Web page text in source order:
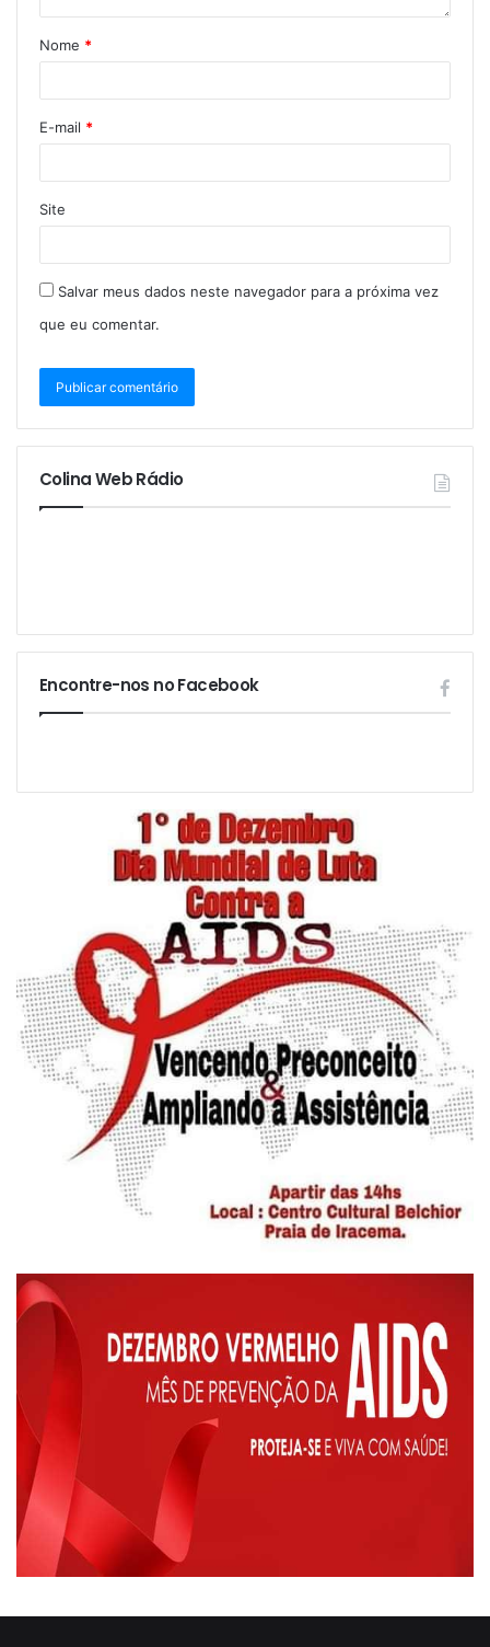
Nome *
E-mail *
Site
Salvar meus dados neste navegador para a próxima vez
que eu comentar.
Colina Web Rádio
Encontre-nos no Facebook